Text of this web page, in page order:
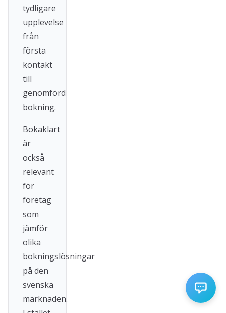
tydligare
upplevelse
från
första
kontakt
till
genomförd
bokning.
Bokaklart
är
också
relevant
för
företag
som
jämför
olika
bokningslösningar
på den
svenska
marknaden.